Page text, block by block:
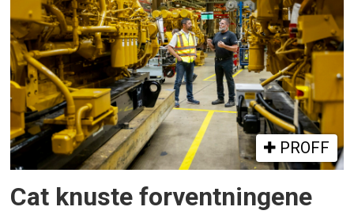
PROFF
Cat knuste forventningene